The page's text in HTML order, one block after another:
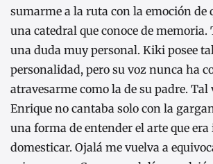
sumarme a la ruta con la emoción de
una catedral que conoce de
una duda muy personal. Kiki posee
personalidad, pero su voz nunca ha
atravesarme como la de su padre. Tal
Enrique no cantaba solo con la
una forma de entender el arte que
domesticar. Ojalá me vuelva a